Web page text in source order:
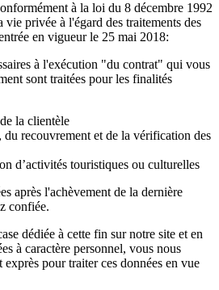
à la loi du 8 décembre 1992
privée à l'égard des traitements des
en vigueur le 25 mai 2018:
à l'exécution "du contrat" qui vous
sont traitées pour les finalités
la clientèle
du recouvrement et de la vérification des
d’activités touristiques ou culturelles
après l'achèvement de la dernière
confiée.
dédiée à cette fin sur notre site et en
à caractère personnel, vous nous
pour traiter ces données en vue